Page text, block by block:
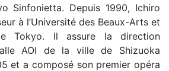
Sinfonietta. Depuis 1990, Ichiro
à l’Université des Beaux-Arts et
Tokyo. Il assure la direction
AOI de la ville de Shizuoka
et a composé son premier opéra